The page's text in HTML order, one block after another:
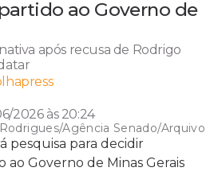
ao Governo de
após recusa de Rodrigo
2026 às 20:24
Agência Senado/Arquivo